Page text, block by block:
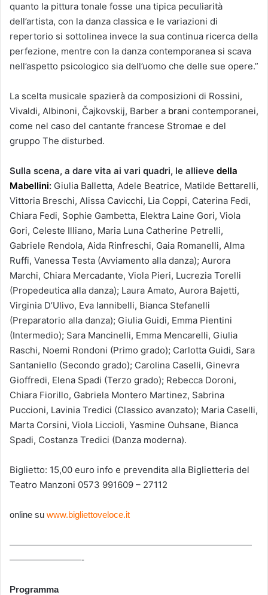
quanto la pittura tonale fosse una tipica peculiarità
dell’artista, con la danza classica e le variazioni di
repertorio si sottolinea invece la sua continua ricerca della
perfezione, mentre con la danza contemporanea si scava
nell’aspetto psicologico sia dell’uomo che delle sue opere.”
La scelta musicale spazierà da composizioni di Rossini,
Vivaldi, Albinoni, Čajkovskij, Barber a brani contemporanei,
come nel caso del cantante francese Stromae e del
gruppo The disturbed.
Sulla scena, a dare vita ai vari quadri, le allieve della
Mabellini: Giulia Balletta, Adele Beatrice, Matilde Bettarelli,
Vittoria Breschi, Alissa Cavicchi, Lia Coppi, Caterina Fedi,
Chiara Fedi, Sophie Gambetta, Elektra Laine Gori, Viola
Gori, Celeste Illiano, Maria Luna Catherine Petrelli,
Gabriele Rendola, Aida Rinfreschi, Gaia Romanelli, Alma
Ruffi, Vanessa Testa (Avviamento alla danza); Aurora
Marchi, Chiara Mercadante, Viola Pieri, Lucrezia Torelli
(Propedeutica alla danza); Laura Amato, Aurora Bajetti,
Virginia D’Ulivo, Eva Iannibelli, Bianca Stefanelli
(Preparatorio alla danza); Giulia Guidi, Emma Pientini
(Intermedio); Sara Mancinelli, Emma Mencarelli, Giulia
Raschi, Noemi Rondoni (Primo grado); Carlotta Guidi, Sara
Santaniello (Secondo grado); Carolina Caselli, Ginevra
Gioffredi, Elena Spadi (Terzo grado); Rebecca Doroni,
Chiara Fiorillo, Gabriela Montero Martinez, Sabrina
Puccioni, Lavinia Tredici (Classico avanzato); Maria Caselli,
Marta Corsini, Viola Liccioli, Yasmine Ouhsane, Bianca
Spadi, Costanza Tredici (Danza moderna).
Biglietto: 15,00 euro info e prevendita alla Biglietteria del
Teatro Manzoni 0573 991609 – 27112
online su www.bigliettoveloce.it
———————————————————————————
————————-
Programma